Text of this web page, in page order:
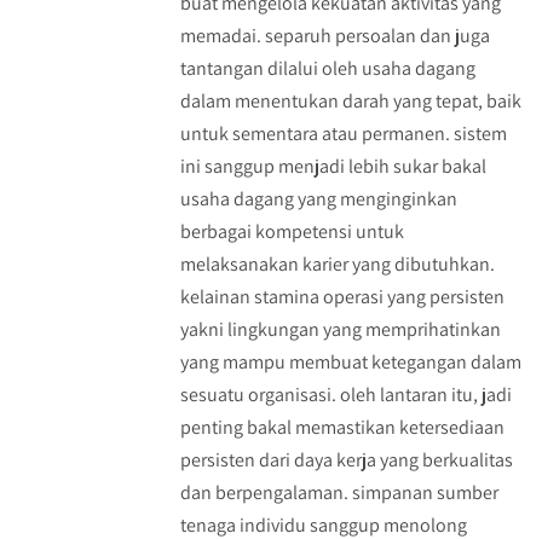
memadai. separuh persoalan dan juga
tantangan dilalui oleh usaha dagang
dalam menentukan darah yang tepat, baik
untuk sementara atau permanen. sistem
ini sanggup menjadi lebih sukar bakal
usaha dagang yang menginginkan
berbagai kompetensi untuk
melaksanakan karier yang dibutuhkan.
kelainan stamina operasi yang persisten
yakni lingkungan yang memprihatinkan
yang mampu membuat ketegangan dalam
sesuatu organisasi. oleh lantaran itu, jadi
penting bakal memastikan ketersediaan
persisten dari daya kerja yang berkualitas
dan berpengalaman. simpanan sumber
tenaga individu sanggup menolong